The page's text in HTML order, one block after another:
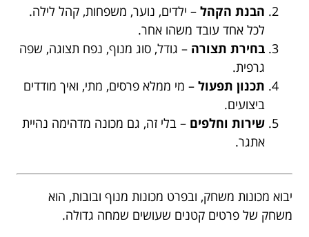
הבנת הקהל – ילדים, נוער, משפחות, קהל לילה.
לכל אחד עובד משהו אחר.
בחירת תצורה – גודל, סוג מנוף, נפח תצוגה, שפה
גרפית.
תכנון תפעול – מי ממלא פרסים, מתי, ואיך מודדים
ביצועים.
שירות וחלפים – בלי זה, גם מכונה מדהימה נהיית
אתגר.
יבוא מכונות משחק, ובפרט מכונות מנוף ובובות, הוא
משחק של פרטים קטנים שעושים שמחה גדולה.